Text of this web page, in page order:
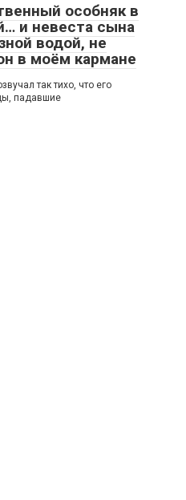
особняк в
и невеста сына
водой, не
в моём кармане
так тихо, что его
падавшие